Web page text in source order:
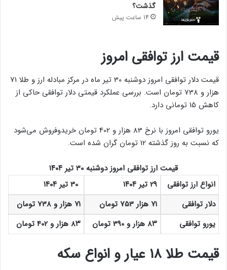
گذشت؟
14 ساعت پیش
قیمت ارز توافقی امروز
قیمت دلار توافقی امروز دوشنبه 30 تیر ماه در مرکز مبادله ارز و طلا 71
هزار و 738 تومان است. بررسی عملکرد قیمتی دلار توافقی حاکی از
کاهش 15 تومانی دارد.
یورو توافقی امروز با نرخ 83 هزار و 402 تومان خریدوفروش می‌شود
که نسبت به روز گذشته 12 تومان گران شده است.
قیمت ارز توافقی امروز دوشنبه 30 تیر ۱۴۰۴
انواع ارز توافقی
29 تیر ۱۴۰۴
دلار توافقی
۷۱ هزار 753 تومان
۷۱ هزار و 738 تومان
یورو توافقی
۸۳ هزار و 390 تومان ۸۳ هزار و 402 تومان
قیمت طلا ۱۸ عیار و انواع سکه